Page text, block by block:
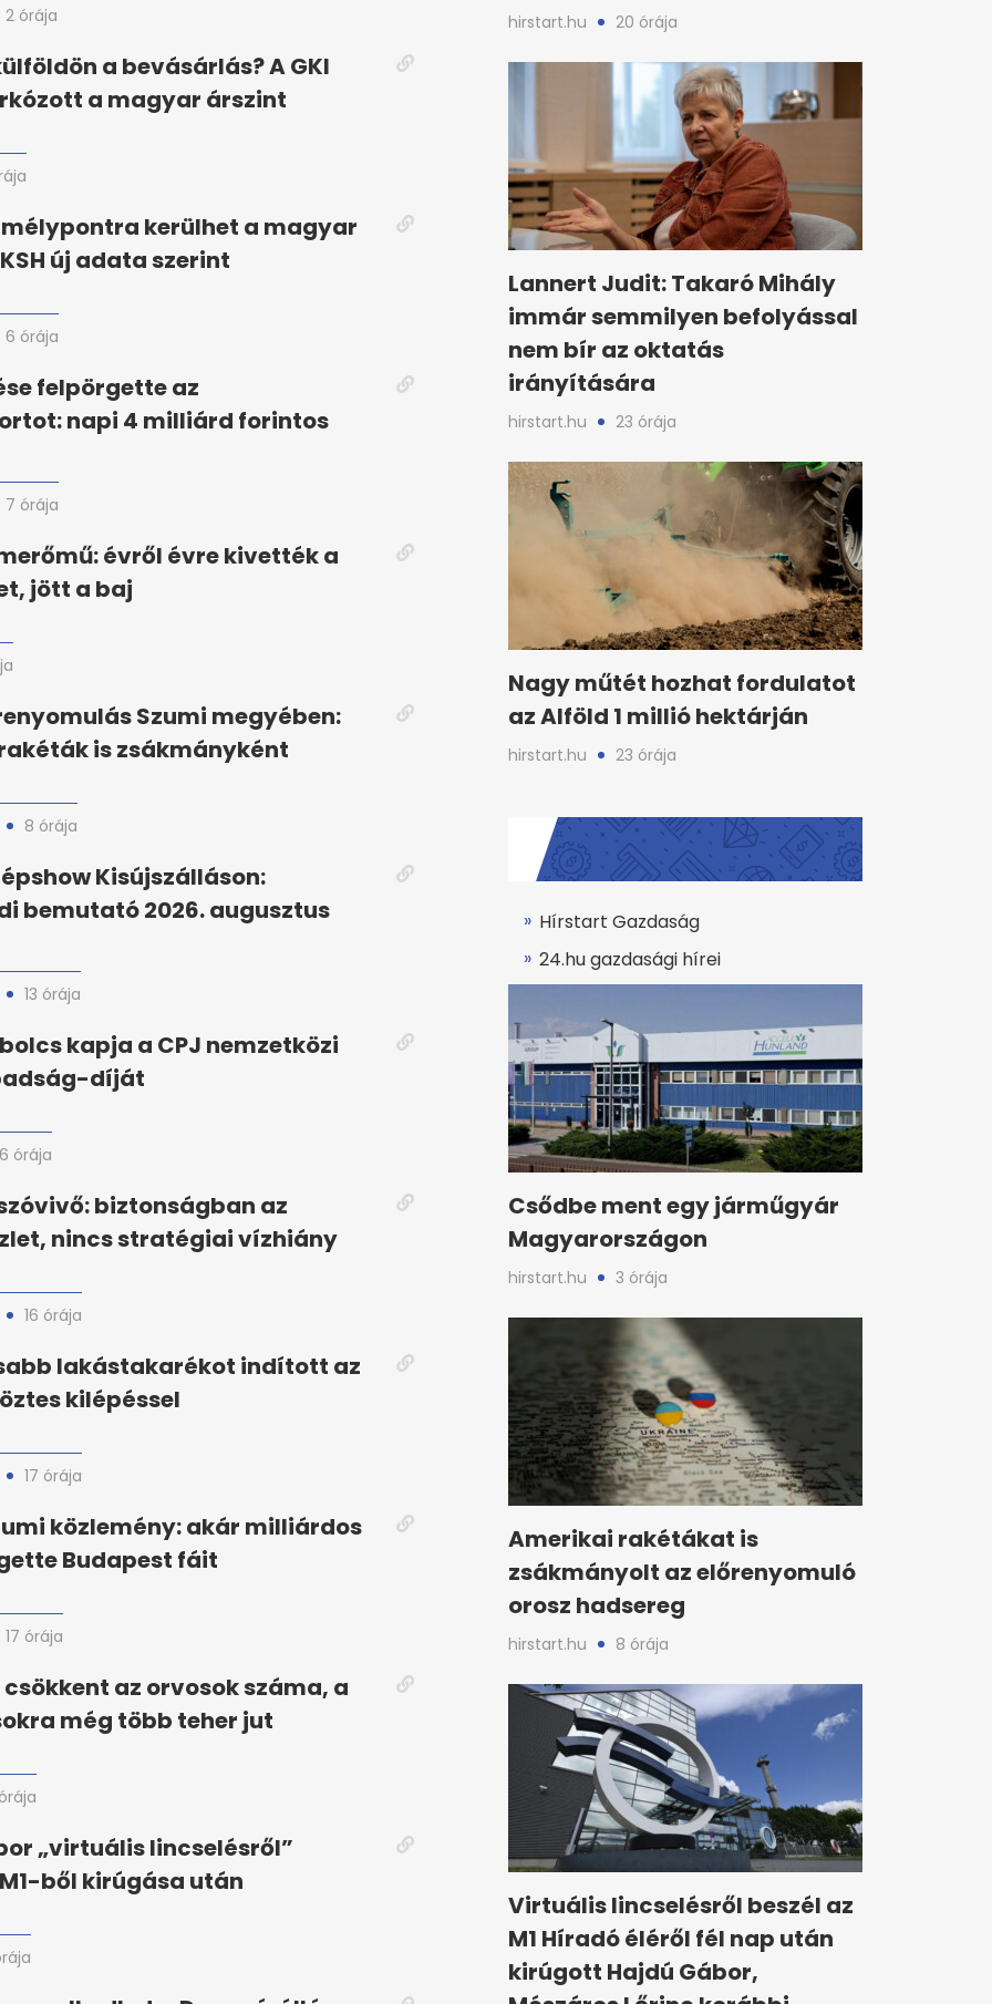
2 órája
a bevásárlás? A GKI
a magyar árszint
mélypontra kerülhet a magyar
új adata szerint
6 órája
felpörgette az
napi 4 milliárd forintos
7 órája
évről évre kivették a
jött a baj
Szumi megyében:
is zsákmányként
8 órája
Kisújszálláson:
bemutató 2026. augusztus
13 órája
kapja a CPJ nemzetközi
díját
órája
biztonságban az
nincs stratégiai vízhiány
16 órája
lakástakarékot indított az
kilépéssel
17 órája
közlemény: akár milliárdos
Budapest fáit
17 órája
az orvosok száma, a
még több teher jut
„virtuális lincselésről”
ből kirúgása után
hirstart.hu 20 órája
Lannert Judit: Takaró Mihály
immár semmilyen befolyással
nem bír az oktatás
irányítására
hirstart.hu 23 órája
Nagy műtét hozhat fordulatot
az Alföld 1 millió hektárján
hirstart.hu 23 órája
Hírstart Gazdaság
24.hu gazdasági hírei
Csődbe ment egy járműgyár
Magyarországon
hirstart.hu 3 órája
Amerikai rakétákat is
zsákmányolt az előrenyomuló
orosz hadsereg
hirstart.hu 8 órája
Virtuális lincselésről beszél az
M1 Híradó éléről fél nap után
kirúgott Hajdú Gábor,